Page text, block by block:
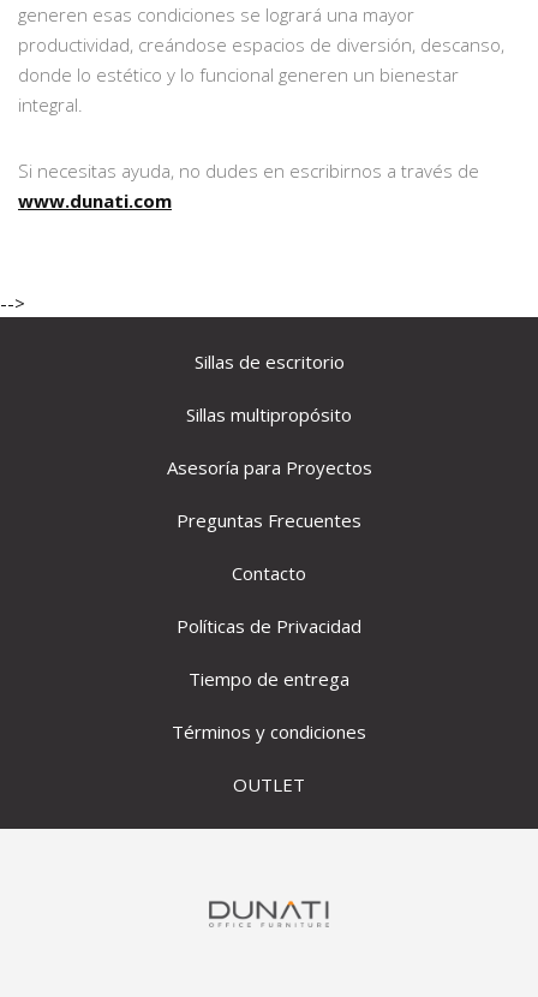
generen esas condiciones se logrará una mayor
productividad, creándose espacios de diversión, descanso,
donde lo estético y lo funcional generen un bienestar
integral.
Si necesitas ayuda, no dudes en escribirnos a través de
www.dunati.com
-->
Sillas de escritorio
Sillas multipropósito
Asesoría para Proyectos
Preguntas Frecuentes
Contacto
Políticas de Privacidad
Tiempo de entrega
Términos y condiciones
OUTLET